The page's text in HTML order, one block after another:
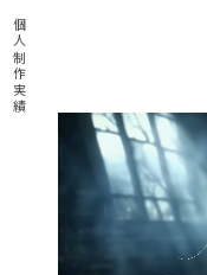
個人制作実績